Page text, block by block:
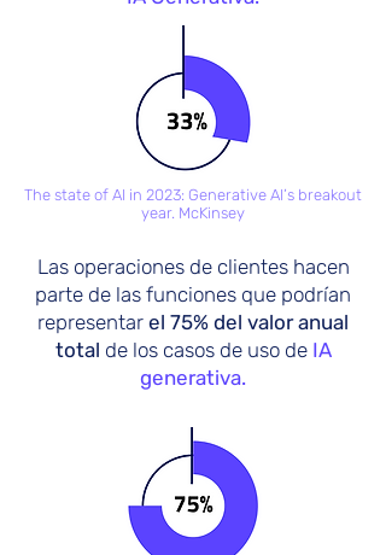
The state of AI in 2023: Generative AI’s breakout
year. McKinsey
Las operaciones de clientes hacen
parte de las funciones que podrían
representar el 75% del valor anual
total de los casos de uso de IA
generativa.